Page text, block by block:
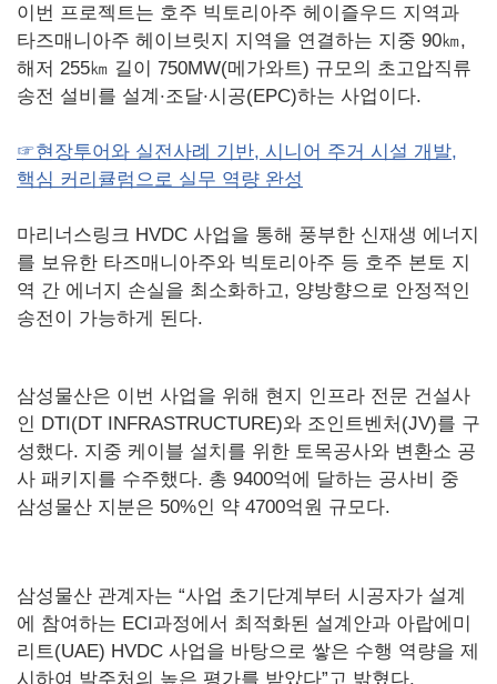
이번 프로젝트는 호주 빅토리아주 헤이즐우드 지역과
타즈매니아주 헤이브릿지 지역을 연결하는 지중 90㎞,
해저 255㎞ 길이 750MW(메가와트) 규모의 초고압직류
송전 설비를 설계·조달·시공(EPC)하는 사업이다.
☞현장투어와 실전사례 기반, 시니어 주거 시설 개발,
핵심 커리큘럼으로 실무 역량 완성
마리너스링크 HVDC 사업을 통해 풍부한 신재생 에너지
를 보유한 타즈매니아주와 빅토리아주 등 호주 본토 지
역 간 에너지 손실을 최소화하고, 양방향으로 안정적인
송전이 가능하게 된다.
삼성물산은 이번 사업을 위해 현지 인프라 전문 건설사
인 DTI(DT INFRASTRUCTURE)와 조인트벤처(JV)를 구
성했다. 지중 케이블 설치를 위한 토목공사와 변환소 공
사 패키지를 수주했다. 총 9400억에 달하는 공사비 중
삼성물산 지분은 50%인 약 4700억원 규모다.
삼성물산 관계자는 “사업 초기단계부터 시공자가 설계
에 참여하는 ECI과정에서 최적화된 설계안과 아랍에미
리트(UAE) HVDC 사업을 바탕으로 쌓은 수행 역량을 제
시하여 발주처의 높은 평가를 받았다”고 밝혔다.